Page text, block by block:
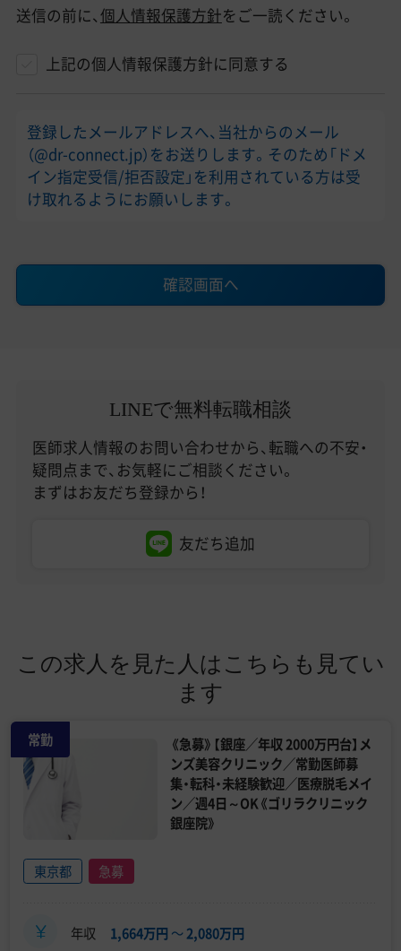
送信の前に、個人情報保護方針をご一読ください。
上記の個人情報保護方針に同意する
登録したメールアドレスへ、当社からのメール
（@dr-connect.jp）をお送りします。そのため「ドメ
イン指定受信/拒否設定」を利用されている方は受
け取れるようにお願いします。
確認画面へ
LINEで無料転職相談
医師求人情報のお問い合わせから、転職への不安・
疑問点まで、お気軽にご相談ください。
まずはお友だち登録から！
友だち追加
この求人を見た人はこちらも見てい
ます
常勤
《急募》【銀座／年収 2000万円台】メ
ンズ美容クリニック／常勤医師募
集・転科・未経験歓迎／医療脱毛メイ
ン／週4日～OK《ゴリラクリニック
銀座院》
東京都 急募
年収 1,664万円 〜2,080万円